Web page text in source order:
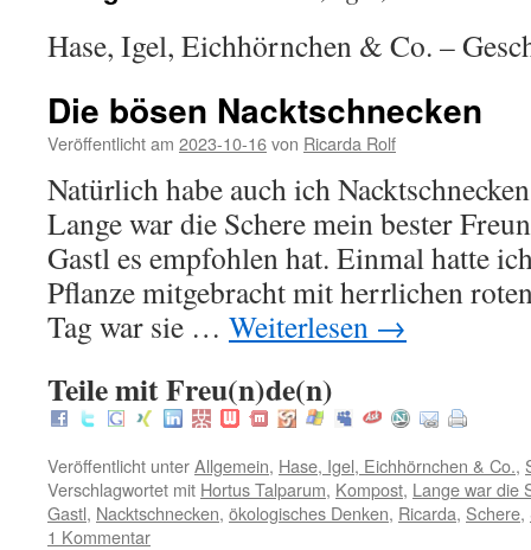
Hase, Igel, Eichhörnchen & Co. –
Die bösen Nacktschnecken
Veröffentlicht am 2023-10-16von Ricarda Rolf
Natürlich habe auch ich
Lange war die Schere mein bester
Gastl es empfohlen hat. Einmal hatte
Pflanze mitgebracht mit herrlichen
Tag war sie … Weiterlesen →
Teile mit Freu(n)de(n)
Veröffentlicht unterAllgemein, Hase, Igel, Eichhörnchen & Co.,
Verschlagwortet mit Hortus Talparum, Kompost, Lange war die
Gastl, Nacktschnecken, ökologisches Denken, Ricarda, Schere,
1 Kommentar